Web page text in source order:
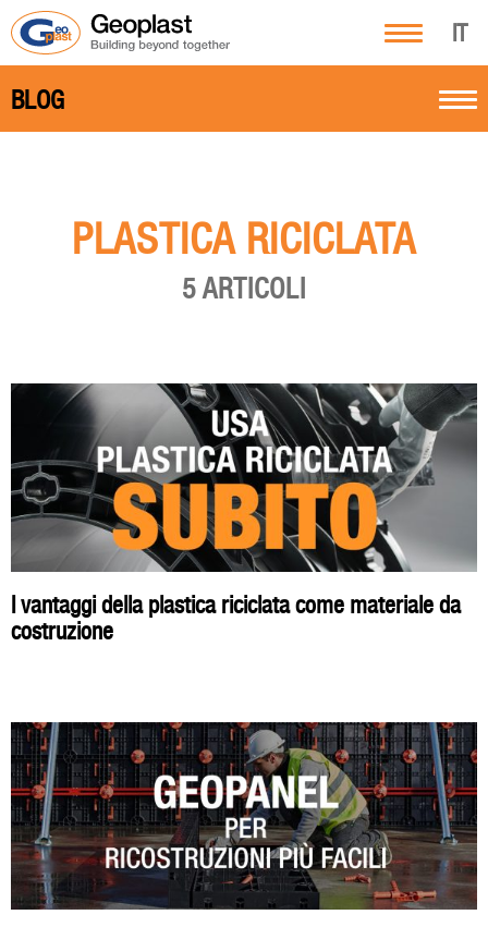
IT
BLOG
PLASTICA RICICLATA
5 ARTICOLI
I vantaggi della plastica riciclata come materiale da
costruzione